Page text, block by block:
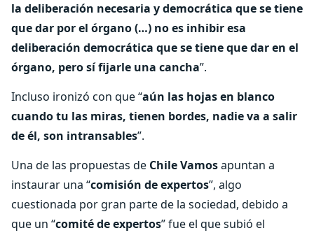
la deliberación necesaria y democrática que se tiene
que dar por el órgano (…) no es inhibir esa
deliberación democrática que se tiene que dar en el
órgano, pero sí fijarle una cancha”.
Incluso ironizó con que “aún las hojas en blanco
cuando tu las miras, tienen bordes, nadie va a salir
de él, son intransables”.
Una de las propuestas de Chile Vamosapuntan a
instaurar una “comisión de expertos”, algo
cuestionada por gran parte de la sociedad, debido a
que un “comité de expertos” fue el que subió el